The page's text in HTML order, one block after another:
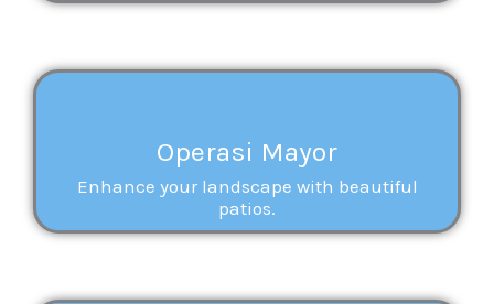
Operasi Mayor
Enhance your landscape with beautiful
patios.